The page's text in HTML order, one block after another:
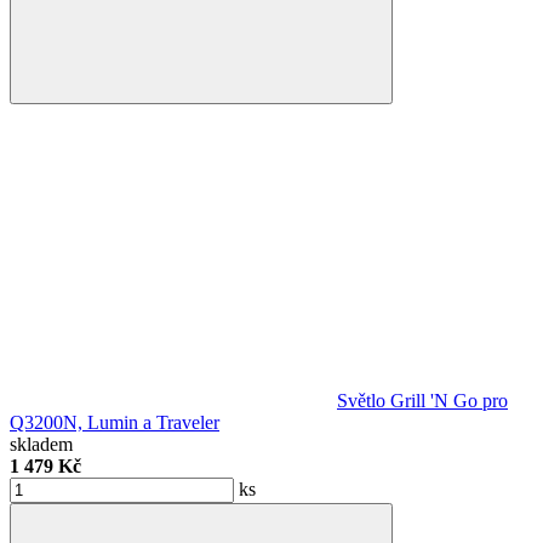
Světlo Grill 'N Go pro
Q3200N, Lumin a Traveler
skladem
1 479 Kč
ks